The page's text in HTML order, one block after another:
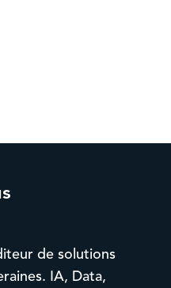
de solutions
IA, Data,